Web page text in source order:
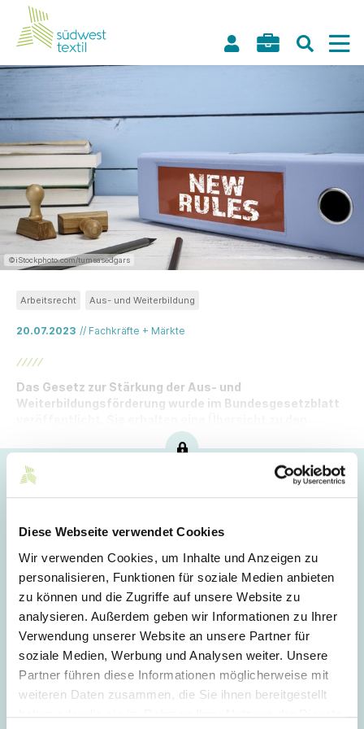
Diese Webseite verwendet Cookies
Wir verwenden Cookies, um Inhalte und Anzeigen zu
personalisieren, Funktionen für soziale Medien anbieten
zu können und die Zugriffe auf unsere Website zu
analysieren. Außerdem geben wir Informationen zu Ihrer
Verwendung unserer Website an unsere Partner für
soziale Medien, Werbung und Analysen weiter. Unsere
Partner führen diese Informationen möglicherweise mit
weiteren Daten zusammen, die Sie ihnen bereitgestellt
©iStockphoto.com/tumsasedgars
20.07.2023 // Fachkräfte + Märkte
Arbeitsrecht Aus- und Weiterbildung
Das Gesetz zur Stärkung der Aus- und
Weiterbildungsförderung wurde im Bundesgesetzblatt
wesentlichen Regelungen und deren Inkrafttreten.
Login
E-Mail
Passwort